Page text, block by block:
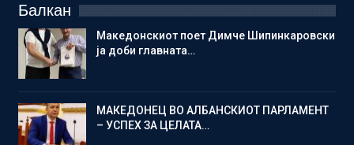
Балкан
Македонскиот поет Димче Шипинкаровски
ја доби главната…
МАКЕДОНЕЦ ВО АЛБАНСКИОТ ПАРЛАМЕНТ
– УСПЕХ ЗА ЦЕЛАТА…